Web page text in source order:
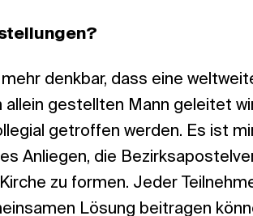
denkbar, dass eine
allein gestellten Mann geleitet
getroffen werden. Es ist
Anliegen, die
zu formen. Jeder
Lösung beitragen